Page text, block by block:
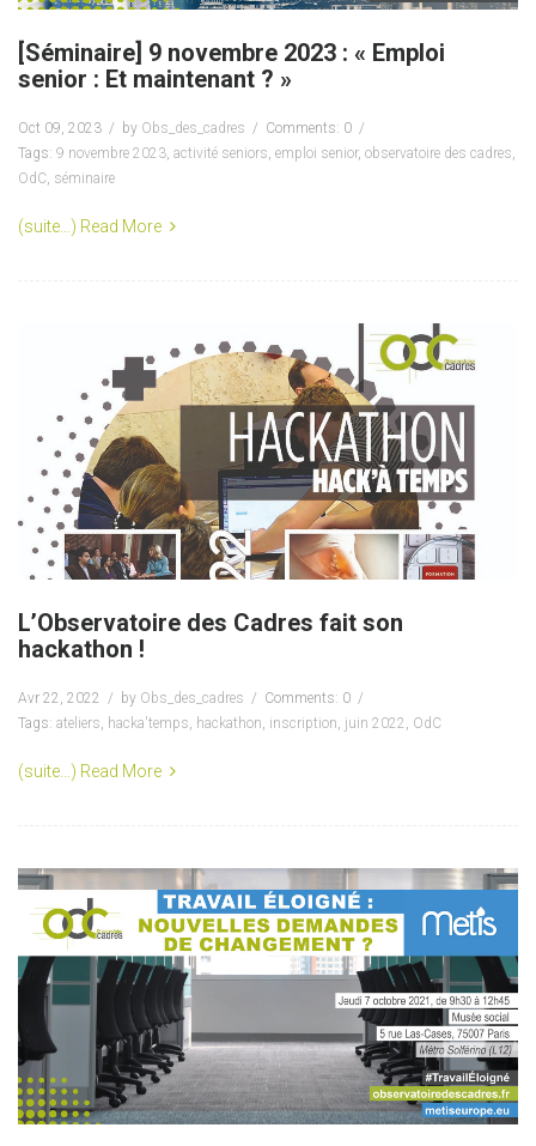
[Séminaire] 9 novembre 2023 : « Emploi
senior : Et maintenant ? »
Oct 09, 2023 by Obs_des_cadres
Comments: 0
Tags: 9 novembre 2023 activité seniors emploi senior, observatoire des cadres
OdC séminaire
(suite…) Read More
L’Observatoire des Cadres fait son
hackathon !
Avr 22, 2022 by Obs_des_cadres
Comments: 0
Tags: ateliers, hacka'temps, hackathon, inscription, juin 2022 , OdC
(suite…) Read More